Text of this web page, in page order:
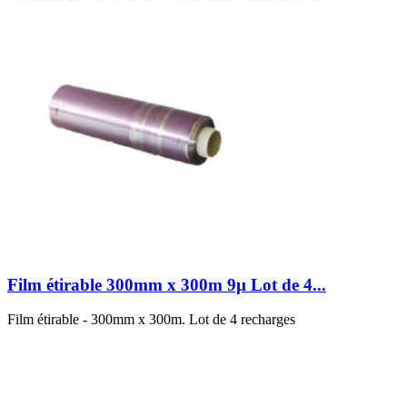
Film étirable 300mm x 300m 9µ Lot de 4...
Film étirable - 300mm x 300m. Lot de 4 recharges